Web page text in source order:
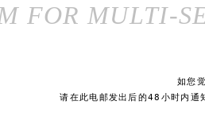
FOR MULTI-
如您
请在此电邮发出后的48小时内通